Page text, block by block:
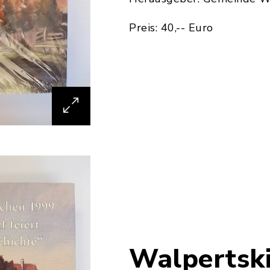
Preis: 40,-- Euro